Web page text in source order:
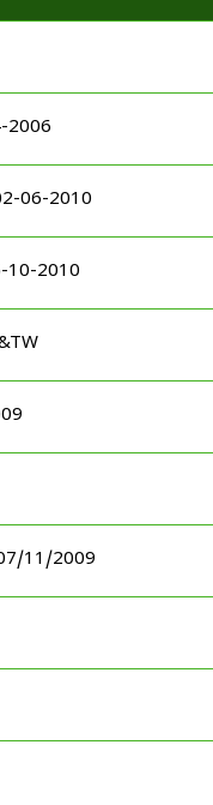
2006
06-2010
10-2010
11/2009